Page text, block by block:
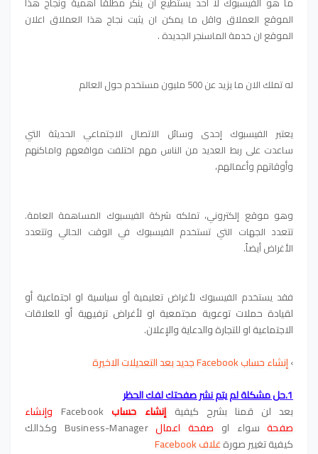
الموقع العملاق واقل ما يمكن ان يثبت نجاح هذا العملاق اعلان
الموقع ان خدمة الماسنجر الجديدة .
له تملك الان ما يزيد عن 500 مليون مستخدم حول العالم
يعتبر الفيسبوك إحدى وسائل الاتصال الاجتماعي الحديثة التي
ساعدت على ربط العديد من الناس مهم اختلفت مواقعهم واماكنهم
وأوقاتهم وأعمالهم،
وهو موقع إلكتروني، تملكه شركة الفيسبوك المساهمة العامة.
تتعدد الجهات التي تستخدم الفيسبوك في الوقت الحالي وتتعدد
الأغراض أيضاً.
فقد يستخدم الفيسبوك لأغراض تعليمية أو سياسية او اجتماعية أو
لقيادة حملات توعوية مجتمعية او لأغراض ترفيهية أو للعلاقات
الاجتماعية او للتجارة والدعاية والإعلان.
›إنشاء حساب Facebook جديد بعد التعديلات الاخيرة
1.حل مشكلة لم يتم نشر صفحتك لفك الحظر
بعد لن قمنا بشرح كيفيةإنشاء حساب Facebook وإنشاء
صفحة سواء او صفحة اعمالBusiness-Manager
وكذالك
كيفيةتغيير صورةغلاف Facebook